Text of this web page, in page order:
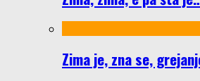
Zima je, zna se,